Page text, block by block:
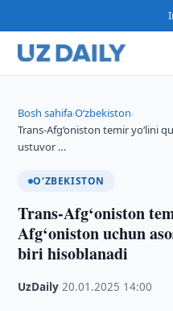
Bosh sahifa›O‘zbekiston›
Trans-Afg‘oniston temir yo‘lini
ustuvor …
O‘ZBEKISTON
Trans-Afg‘oniston
Afg‘oniston uchun
biri hisoblanadi
UzDaily ·20.01.2025 14:00